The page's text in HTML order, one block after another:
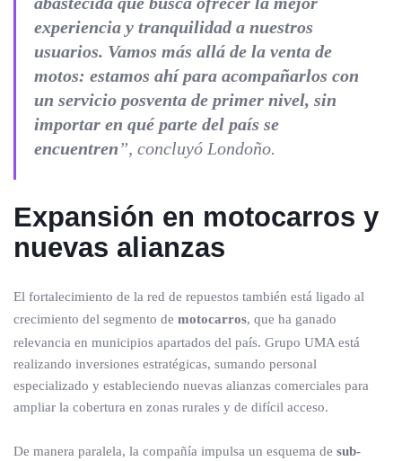
experiencia y tranquilidad a nuestros
usuarios. Vamos más allá de la venta de
motos: estamos ahí para acompañarlos con
un servicio posventa de primer nivel, sin
importar en qué parte del país se
encuentren”, concluyó Londoño.
Expansión en motocarros y
nuevas alianzas
El fortalecimiento de la red de repuestos también está ligado al
crecimiento del segmento de motocarros, que ha ganado
relevancia en municipios apartados del país. Grupo UMA está
realizando inversiones estratégicas, sumando personal
especializado y estableciendo nuevas alianzas comerciales para
ampliar la cobertura en zonas rurales y de difícil acceso.
De manera paralela, la compañía impulsa un esquema de sub-